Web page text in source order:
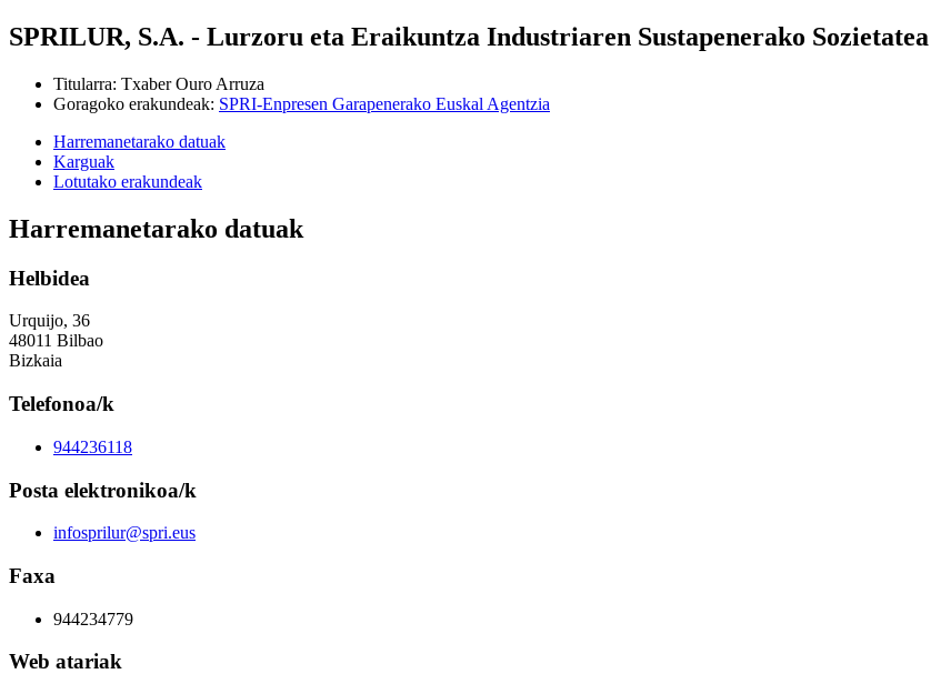
SPRILUR, S.A. - Lurzoru eta Eraikuntza Industriaren Sustapenerako Sozietatea
Titularra: Txaber Ouro Arruza
Goragoko erakundeak: SPRI-Enpresen Garapenerako Euskal Agentzia
Harremanetarako datuak
Karguak
Lotutako erakundeak
Harremanetarako datuak
Helbidea
Urquijo, 36
48011 Bilbao
Bizkaia
Telefonoa/k
944236118
Posta elektronikoa/k
infosprilur@spri.eus
Faxa
944234779
Web atariak